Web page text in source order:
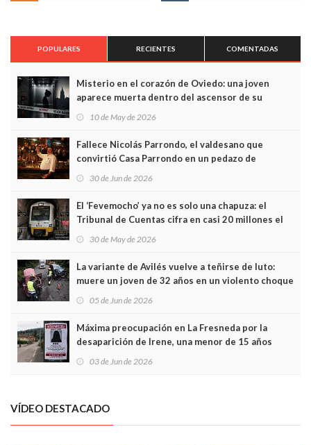
POPULARES RECIENTES COMENTADAS
Misterio en el corazón de Oviedo: una joven
aparece muerta dentro del ascensor de su
10 de May de 2026
Fallece Nicolás Parrondo, el valdesano que
convirtió Casa Parrondo en un pedazo de
30 de Jun de 2026
El ‘Fevemocho’ ya no es solo una chapuza: el
Tribunal de Cuentas cifra en casi 20 millones el
30 de May de 2026
La variante de Avilés vuelve a teñirse de luto:
muere un joven de 32 años en un violento choque
05 de Jun de 2026
Máxima preocupación en La Fresneda por la
desaparición de Irene, una menor de 15 años
03 de Jun de 2026
VÍDEO DESTACADO